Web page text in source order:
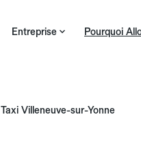
Entreprise Pourquoi
Taxi Villeneuve-sur-Yonne